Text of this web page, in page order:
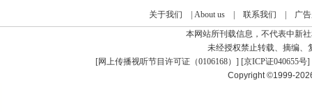
关于我们 About us| 联系我们
广
本网站所刊载信息，不代表中新
未经授权禁止转载、摘编、
[网上传播视听节目许可证（0106168） ] [京ICP证040655号]
Copyright ©1999-